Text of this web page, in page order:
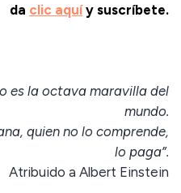
da clic aquíy suscríbete.
es la octava maravilla del
mundo.
quien no lo comprende,
lo paga”.
Atribuido a Albert Einstein